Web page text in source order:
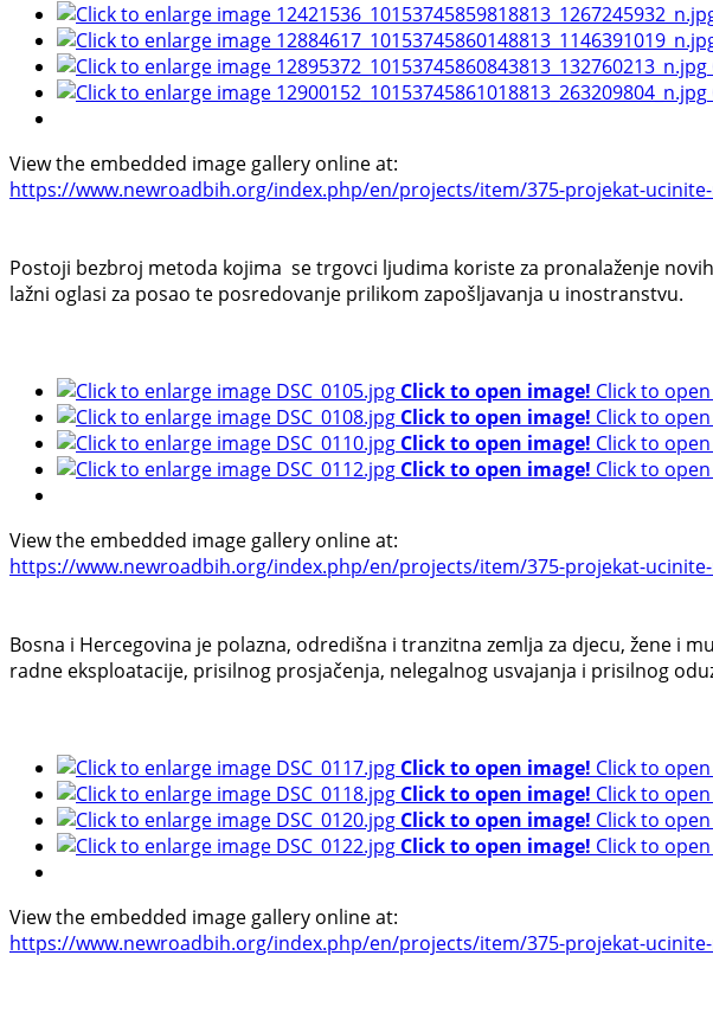
View the embedded image gallery online at:
https://www.newroadbih.org/index.php/en/projects/item/375-projekat-
Postoji bezbroj metoda kojima se trgovci ljudima koriste za pronalaženje
lažni oglasi za posao te posredovanje prilikom zapošljavanja u inostranstvu.
Click to open image! Click to
Click to open image! Click to
Click to open image! Click to
Click to open image! Click to
View the embedded image gallery online at:
https://www.newroadbih.org/index.php/en/projects/item/375-projekat-
Bosna i Hercegovina je polazna, odredišna i tranzitna zemlja za djecu, žene i
radne eksploatacije, prisilnog prosjačenja, nelegalnog usvajanja i prisilnog
Click to open image! Click to
Click to open image! Click to
Click to open image! Click to
Click to open image! Click to
View the embedded image gallery online at:
https://www.newroadbih.org/index.php/en/projects/item/375-projekat-